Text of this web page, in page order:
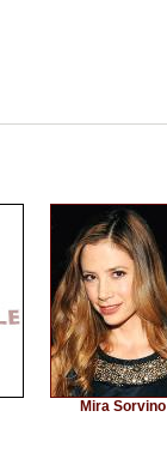
Mira Sorvino